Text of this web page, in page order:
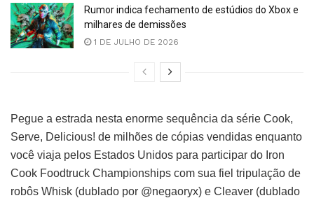
Rumor indica fechamento de estúdios do Xbox e
milhares de demissões
1 DE JULHO DE 2026
Pegue a estrada nesta enorme sequência da série Cook,
Serve, Delicious! de milhões de cópias vendidas enquanto
você viaja pelos Estados Unidos para participar do Iron
Cook Foodtruck Championships com sua fiel tripulação de
robôs Whisk (dublado por @negaoryx) e Cleaver (dublado